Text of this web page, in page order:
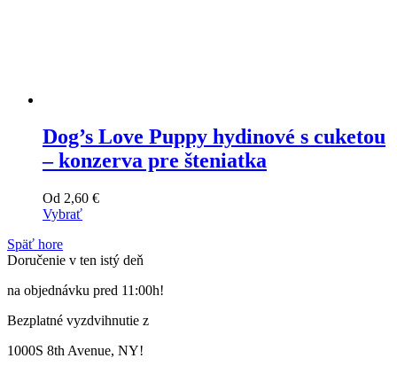
Dog’s Love Puppy hydinové s cuketou
– konzerva pre šteniatka
Od 2,60 €
Vybrať
výrobok
má
variantov.
si
vybrať
Späť hore
Doručenie v ten istý deň
na objednávku pred 11:00h!
Bezplatné vyzdvihnutie z
1000S 8th Avenue, NY!